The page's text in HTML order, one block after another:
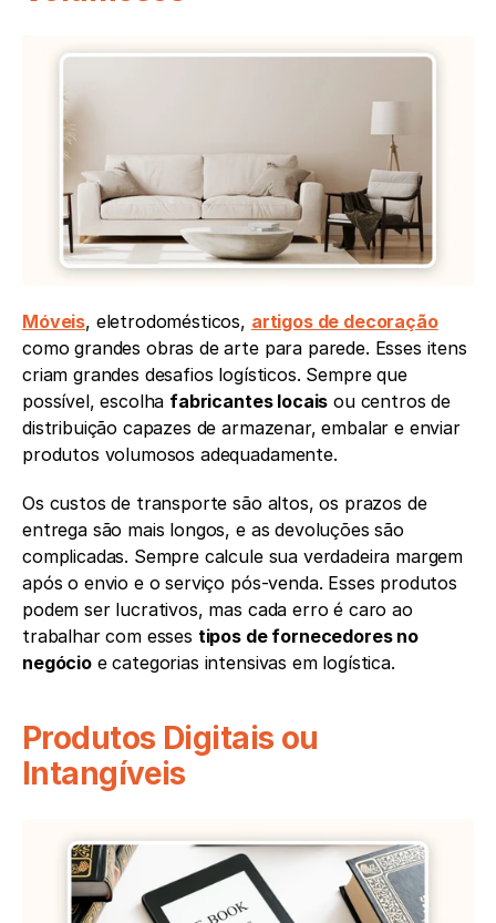
Móveis, eletrodomésticos, artigos de decoração
como grandes obras de arte para parede. Esses itens
criam grandes desafios logísticos. Sempre que
possível, escolha fabricantes locais ou centros de
distribuição capazes de armazenar, embalar e enviar
produtos volumosos adequadamente.
Os custos de transporte são altos, os prazos de
entrega são mais longos, e as devoluções são
complicadas. Sempre calcule sua verdadeira margem
após o envio e o serviço pós-venda. Esses produtos
podem ser lucrativos, mas cada erro é caro ao
trabalhar com esses tipos de fornecedores no
negócio e categorias intensivas em logística.
Produtos Digitais ou
Intangíveis